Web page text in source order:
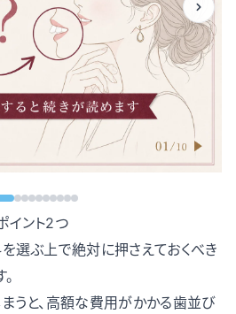
イント2つ
選ぶ上で絶対に押さえておくべき
うと、高額な費用がかかる歯並び